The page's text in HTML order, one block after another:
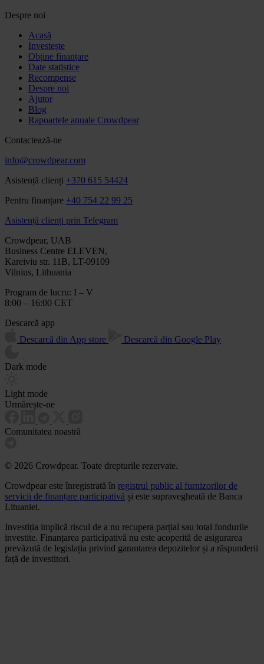
Despre noi
Acasă
Investește
Obține finanțare
Date statistice
Recompense
Despre noi
Ajutor
Blog
Rapoartele anuale Crowdpear
Contactează-ne
info@crowdpear.com
Asistență clienți +370 615 54424
Pentru finanțare +40 754 22 99 25
Asistență clienți prin Telegram
Crowdpear, UAB
Business Centre ELEVEN,
Kareiviu str. 11B, LT-09109
Vilnius, Lithuania
Program de lucru: I – V
8:00 – 16:00 CET
Descarcă app
Descarcă din App store
Descarcă din Google Play
Dark mode
Light mode
Urmărește-ne
Comunitatea noastră
© 2026 Crowdpear. Toate drepturile rezervate.
Crowdpear este înregistrată în registrul public al furnizorilor de
servicii de finanțare participativă și este supravegheată de Banca
Lituaniei.
Investiția implică riscul de a nu recupera parțial sau total fondurile
investite. Finanțarea participativă nu este acoperită de asigurarea
prevăzută de legislația privind garantarea depozitelor și a răspunderii
față de investitori.